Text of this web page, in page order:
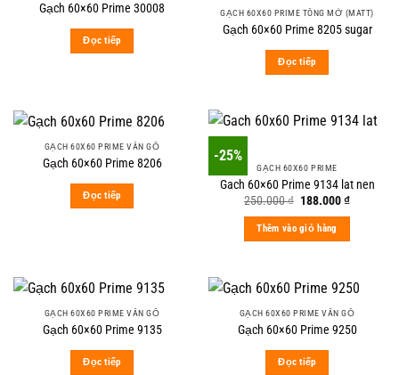
Gạch 60×60 Prime 30008
Đọc tiếp
GẠCH 60X60 PRIME TÔNG MỜ (MATT)
Gạch 60×60 Prime 8205 sugar
Đọc tiếp
GẠCH 60X60 PRIME VÂN GỖ
Gạch 60×60 Prime 8206
Đọc tiếp
-25%
GẠCH 60X60 PRIME
Gach 60×60 Prime 9134 lat nen
250.000₫ Original
was:
250.000 ₫.
188.000₫Current
Thêm vào giỏ hàng
GẠCH 60X60 PRIME VÂN GỖ
Gạch 60×60 Prime 9135
Đọc tiếp
GẠCH 60X60 PRIME VÂN GỖ
Gạch 60×60 Prime 9250
Đọc tiếp